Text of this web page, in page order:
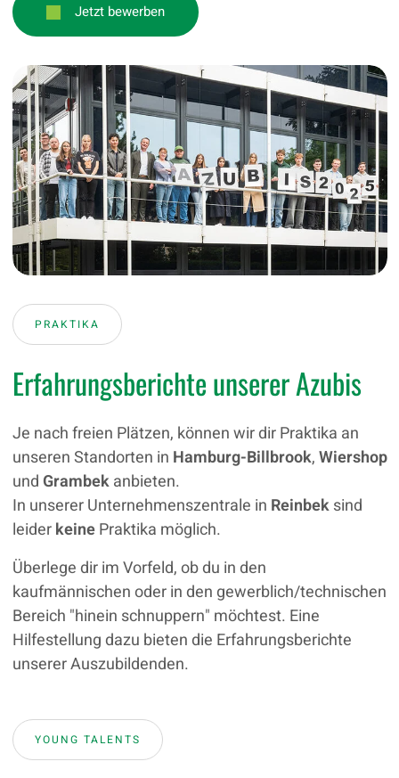
Jetzt bewerben
PRAKTIKA
Erfahrungsberichte unserer Azubis
Je nach freien Plätzen, können wir dir Praktika an
unseren Standorten in Hamburg-Billbrook,Wiershop
und Grambekanbieten.
In unserer Unternehmenszentrale in Reinbeksind
leiderkeinePraktika möglich.
Überlege dir im Vorfeld, ob du in den
kaufmännischen oder in den gewerblich/technischen
Bereich "hinein schnuppern" möchtest. Eine
Hilfestellung dazu bieten die Erfahrungsberichte
unserer Auszubildenden.
YOUNG TALENTS